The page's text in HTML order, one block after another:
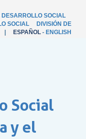
SOCIAL
SOCIAL
DIVISIÓN DE
ESPAÑOL - ENGLISH
Social
y el